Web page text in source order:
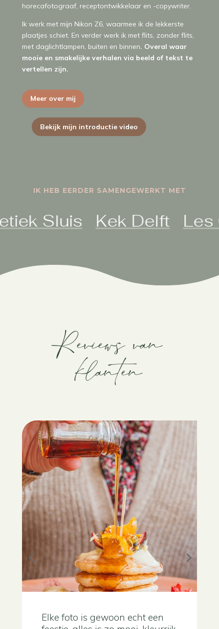
horecafotograaf, receptontwikkelaar en -copywriter.
Ik werk met mijn Nikon Z6, waarmee ik de lekkerste
plaatjes schiet. En verder werk ik met flits, zonder flits,
met daglichtlampen, buiten en binnen. Overal waar
mooie en smakelijke verhalen via beeld of tekst te
vertellen zijn.
Meer over mij
Bekijk mijn introductie video
IK HEB EERDER SAMENGEWERKT MET
Kek Delft Les
Reviews van
klanten
Elke foto is gewoon echt een